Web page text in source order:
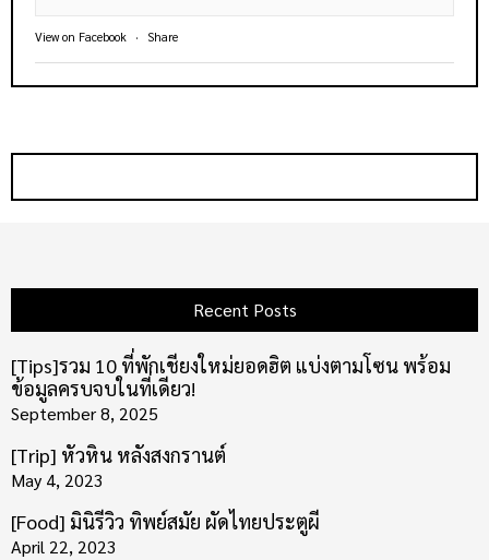
View on Facebook · Share
Recent Posts
[Tips]รวม 10 ที่พักเชียงใหม่ยอดฮิต แบ่งตามโซน พร้อม
ข้อมูลครบจบในที่เดียว!
September 8, 2025
[Trip] หัวหิน หลังสงกรานต์
May 4, 2023
[Food] มินิรีวิว ทิพย์สมัย ผัดไทยประตูผี
April 22, 2023